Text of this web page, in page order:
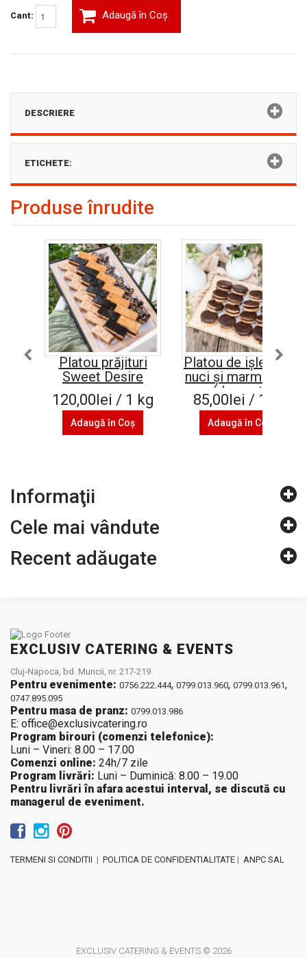
Cant: Adaugă în Coş
DESCRIERE
ETICHETE:
Produse înrudite
Platou prăjituri
Sweet Desire
120,00lei / 1 kg
Adaugă în Coş
Platou de ișlere cu
nuci și marmeladă
(de post)
85,00lei / 1 kg
Adaugă în Coş
Informaţii
Cele mai vândute
Recent adăugate
EXCLUSIV CATERING & EVENTS
Cluj-Napoca, bd. Muncii, nr. 217-219
Pentru evenimente: 0756.222.444, 0799.013.960, 0799.013.961,
0747.895.095
Pentru masa de pranz: 0799.013.986
E: office@exclusivcatering.ro
Program birouri (comenzi telefonice):
Luni – Vineri: 8.00 – 17.00
Comenzi online: 24h/7 zile
Program livrări: Luni – Duminică: 8.00 – 19.00
Pentru livrări în afara acestui interval, se discută cu
managerul de eveniment.
TERMENI SI CONDITII | POLITICA DE CONFIDENTIALITATE | ANPC SAL
EXCLUSIV CATERING & EVENTS © 2026